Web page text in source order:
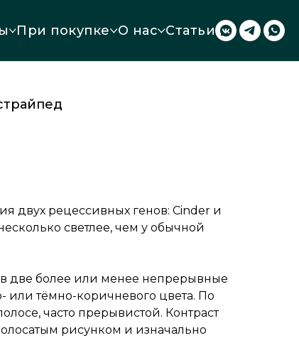
При покупке О нас Статьи
двух рецессивных генов: Cinder и
светлее, чем у обычной
две более или менее непрерывные
или тёмно-коричневого цвета. По
часто прерывистой. Контраст
рисунком и изначально